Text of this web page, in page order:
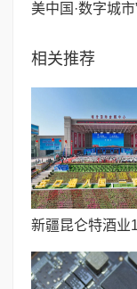
美中国·数字城市
相关推荐